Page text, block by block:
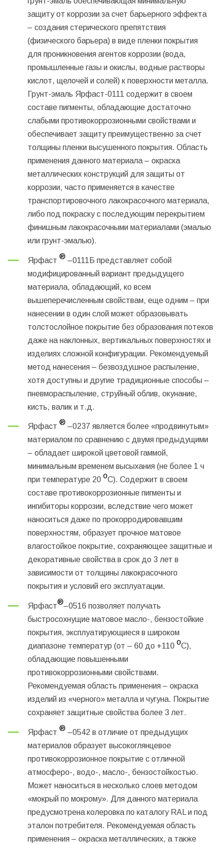
защиту от коррозии за счет барьерного эффекта
– создания стерического препятствия
(физического барьера) в виде пленки покрытия
для проникновения агентов коррозии (вода,
промышленные газы и окислы, водные растворы
кислот, щелочей и солей) к поверхности металла.
Грунт-эмаль Ярфаст-0111 содержит в своем
составе пигменты, обладающие достаточно
слабыми противокоррозионными свойствами и
обеспечивает защиту преимущественно за счет
толщины пленки высушенного покрытия. Область
применения данного материала – окраска
металлических конструкций для защиты от
коррозии, часто применяется в качестве
транспортировочного лакокрасочного материала,
либо под покраску с последующим перекрытием
финишным лакокрасочными материалами (эмалью
или грунт-эмалью).
Ярфаст ® –0111Б представляет собой
модифицированный вариант предыдущего
материала, обладающий, ко всем
вышеперечисленным свойствам, еще одним – при
нанесении в один слой может образовывать
толстослойное покрытие без образования потеков
даже на наклонных, вертикальных поверхностях и
изделиях сложной конфигурации. Рекомендуемый
метод нанесения – безвоздушное распыление,
хотя доступны и другие традиционные способы –
пневмораспыление, струйный облив, окунание,
кисть, валик и т.д.
Ярфаст ® –0237 является более «продвинутым»
материалом по сравнению с двумя предыдущими
– обладает широкой цветовой гаммой,
минимальным временем высыхания (не более 1 ч
при температуре 20 оС). Содержит в своем
составе противокоррозионные пигменты и
ингибиторы коррозии, вследствие чего может
наноситься даже по прокорродировавшим
поверхностям, образует прочное матовое
влагостойкое покрытие, сохраняющее защитные и
декоративные свойства в срок до 3 лет в
зависимости от толщины лакокрасочного
покрытия и условий его эксплуатации.
Ярфаст®–0516 позволяет получать
быстросохнущие матовое масло-, бензостойкие
покрытия, эксплуатирующиеся в широком
диапазоне температур (от – 60 до +110 оС),
обладающие повышенными
противокоррозионными свойствами.
Рекомендуемая область применения – окраска
изделий из «черного» металла и чугуна. Покрытие
сохраняет защитные свойства более 3 лет.
Ярфаст ® –0542 в отличие от предыдущих
материалов образует высокоглянцевое
противокоррозионное покрытие с отличной
атмосферо-, водо-, масло-, бензостойкостью.
Может наноситься в несколько слоев методом
«мокрый по мокрому». Для данного материала
предусмотрена колеровка по каталогу RAL и под
эталон потребителя. Рекомендуемая область
применения – окраска металлических, а также